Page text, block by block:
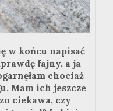
w końcu napisać
fajny, a ja
chociaż
Mam ich jeszcze
ciekawa, czy